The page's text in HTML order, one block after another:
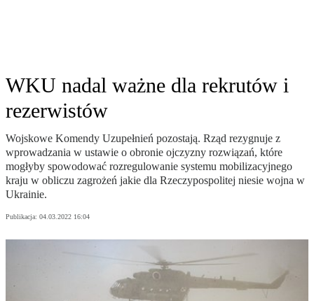
WKU nadal ważne dla rekrutów i
rezerwistów
Wojskowe Komendy Uzupełnień pozostają. Rząd rezygnuje z
wprowadzania w ustawie o obronie ojczyzny rozwiązań, które
mogłyby spowodować rozregulowanie systemu mobilizacyjnego
kraju w obliczu zagrożeń jakie dla Rzeczypospolitej niesie wojna w
Ukrainie.
Publikacja: 04.03.2022 16:04